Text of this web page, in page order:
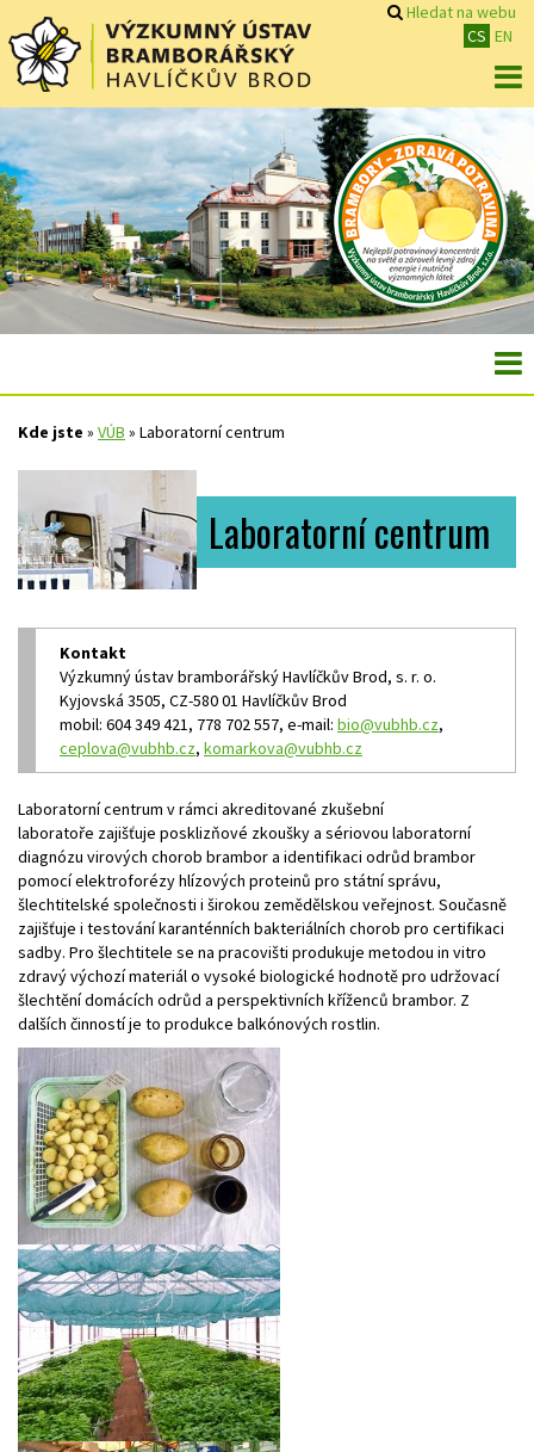
Hledat na webu
CS EN
Kde jste » VÚB » Laboratorní centrum
Laboratorní centrum
Kontakt
Výzkumný ústav bramborářský Havlíčkův Brod, s. r. o.
Kyjovská 3505, CZ-580 01 Havlíčkův Brod
mobil: 604 349 421, 778 702 557, e-mail: bio@vubhb.cz,
ceplova@vubhb.cz, komarkova@vubhb.cz
Laboratorní centrum v rámci akreditované zkušební
laboratoře zajišťuje posklizňové zkoušky a sériovou laboratorní
diagnózu virových chorob brambor a identifikaci odrůd brambor
pomocí elektroforézy hlízových proteinů pro státní správu,
šlechtitelské společnosti i širokou zemědělskou veřejnost. Současně
zajišťuje i testování karanténních bakteriálních chorob pro certifikaci
sadby. Pro šlechtitele se na pracovišti produkuje metodou in vitro
zdravý výchozí materiál o vysoké biologické hodnotě pro udržovací
šlechtění domácích odrůd a perspektivních kříženců brambor. Z
dalších činností je to produkce balkónových rostlin.